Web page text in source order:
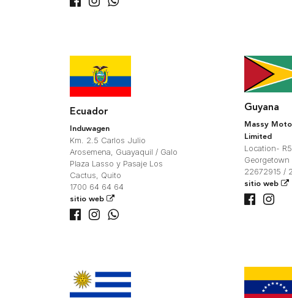
Ecuador
Induwagen
Km. 2.5 Carlos Julio
Arosemena, Guayaquil / Galo
Plaza Lasso y Pasaje Los
Cactus, Quito
1700 64 64 64
sitio web
Guyana
Massy
Limited
Location-
Georgetown
22672915 /
sitio web